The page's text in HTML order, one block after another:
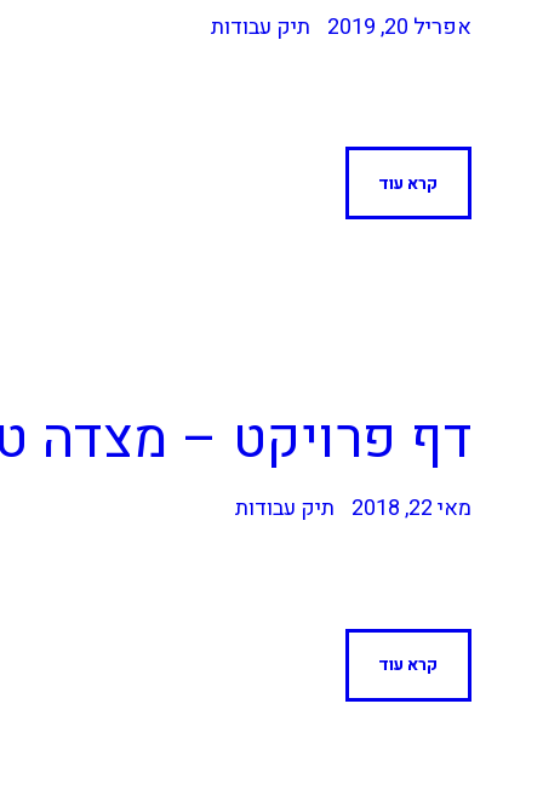
אפריל 20, 2019 תיק עבודות
קרא עוד
דף פרויקט – מצדה
מאי 22, 2018 תיק עבודות
קרא עוד